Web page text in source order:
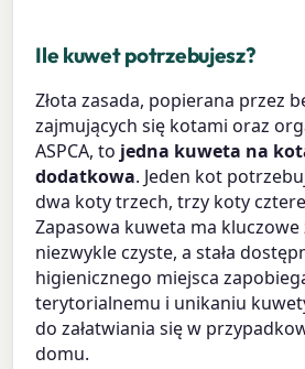
Ile kuwet potrzebujesz?
Złota zasada, popierana przez
zajmujących się kotami oraz
ASPCA, to jedna kuweta na
dodatkowa. Jeden kot
dwa koty trzech, trzy koty
Zapasowa kuweta ma kluczowe
niezwykle czyste, a stała
higienicznego miejsca
terytorialnemu i unikaniu
do załatwiania się w
domu.